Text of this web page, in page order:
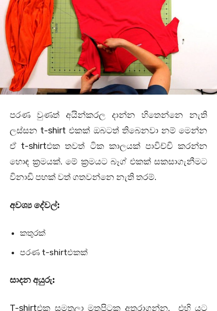
පරණ වුණත් අයින්කරල දාන්න හිතෙන්නෙ නැති
ලස්සන t-shirt එකක් ඔබටත් තිබෙනවා නම් මෙන්න
ඒ t-shirtඑක තවත් ටික කාලයක් පාවිච්චි කරන්න
හොඳ ක්‍රමයක්. මේ ක්‍රමයට බෑග් එකක් සකසාගැනීමට
විනාඩි පහක් වත් ගතවන්නෙ නැති තරම්.
අවශ්‍ය දේවල්:
කතුරක්
පරණ t-shirtඑකක්
සාදන අයුරු:
T-shirtඑක සමතලා මතුපිටක අතුරාගන්න. එහි යට